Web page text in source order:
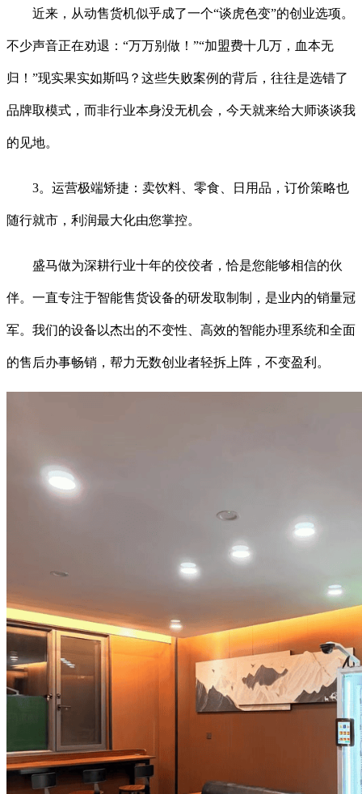
近来，从动售货机似乎成了一个“谈虎色变”的创业选项。
不少声音正在劝退：“万万别做！”“加盟费十几万，血本无
归！”现实果实如斯吗？这些失败案例的背后，往往是选错了
品牌取模式，而非行业本身没无机会，今天就来给大师谈谈我
的见地。
3。运营极端矫捷：卖饮料、零食、日用品，订价策略也
随行就市，利润最大化由您掌控。
盛马做为深耕行业十年的佼佼者，恰是您能够相信的伙
伴。一直专注于智能售货设备的研发取制制，是业内的销量冠
军。我们的设备以杰出的不变性、高效的智能办理系统和全面
的售后办事畅销，帮力无数创业者轻拆上阵，不变盈利。